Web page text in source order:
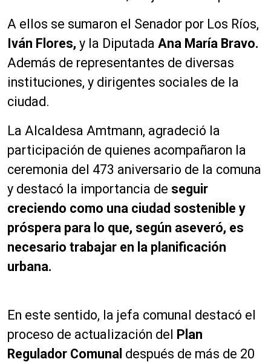
A ellos se sumaron el Senador por Los Ríos,
Iván Flores, y la Diputada Ana María Bravo.
Además de representantes de diversas
instituciones, y dirigentes sociales de la
ciudad.
La Alcaldesa Amtmann, agradeció la
participación de quienes acompañaron la
ceremonia del 473 aniversario de la comuna
y destacó la importancia de seguir
creciendo como una ciudad sostenible y
próspera para lo que, según aseveró, es
necesario trabajar en la planificación
urbana.
En este sentido, la jefa comunal destacó el
proceso de actualización del Plan
Regulador Comunal después de más de 20